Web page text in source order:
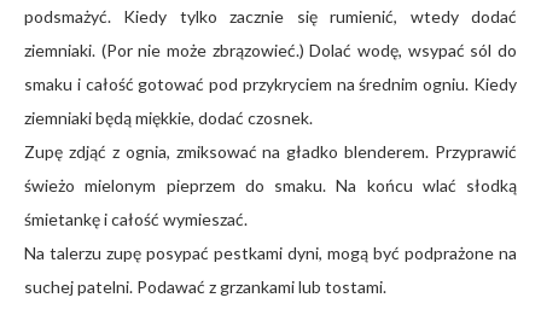
podsmażyć. Kiedy tylko zacznie się rumienić, wtedy dodać
ziemniaki. (Por nie może zbrązowieć.) Dolać wodę, wsypać sól do
smaku i całość gotować pod przykryciem na średnim ogniu. Kiedy
ziemniaki będą miękkie, dodać czosnek.
Zupę zdjąć z ognia, zmiksować na gładko blenderem. Przyprawić
świeżo mielonym pieprzem do smaku. Na końcu wlać słodką
śmietankę i całość wymieszać.
Na talerzu zupę posypać pestkami dyni, mogą być podprażone na
suchej patelni. Podawać z grzankami lub tostami.